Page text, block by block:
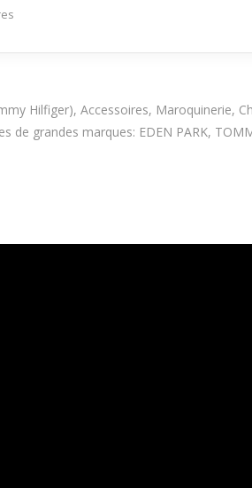
Hilfiger), Accessoires, Maroquinerie,
de grandes marques: EDEN PARK,